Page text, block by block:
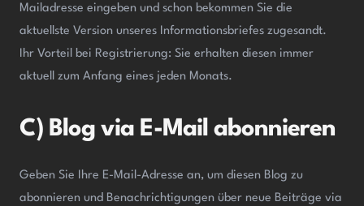
Mailadresse eingeben und schon bekommen Sie die
aktuellste Version unseres Informationsbriefes zugesandt.
Ihr Vorteil bei Registrierung: Sie erhalten diesen immer
aktuell zum Anfang eines jeden Monats.
C) Blog via E-Mail abonnieren
Geben Sie Ihre E-Mail-Adresse an, um diesen Blog zu
abonnieren und Benachrichtigungen über neue Beiträge via